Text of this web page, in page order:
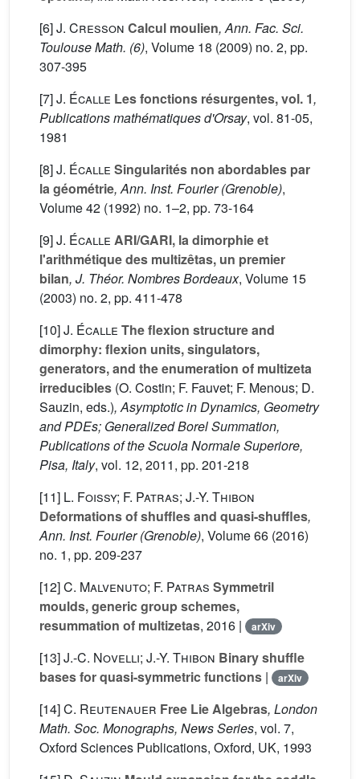
[6]J. Cresson Calcul moulien, Ann. Fac. Sci.
Toulouse Math. (6), Volume 18 (2009) no. 2, pp.
307-395
[7]J. Écalle Les fonctions résurgentes, vol. 1,
Publications mathématiques d'Orsay, vol. 81-05,
1981
[8]J. Écalle Singularités non abordables par
la géométrie, Ann. Inst. Fourier (Grenoble),
Volume 42 (1992) no. 1–2, pp. 73-164
[9]J. Écalle ARI/GARI, la dimorphie et
l'arithmétique des multizêtas, un premier
bilan, J. Théor. Nombres Bordeaux, Volume 15
(2003) no. 2, pp. 411-478
[10]J. Écalle The flexion structure and
dimorphy: flexion units, singulators,
generators, and the enumeration of multizeta
irreducibles (O. Costin; F. Fauvet; F. Menous; D.
Sauzin, eds.), Asymptotic in Dynamics, Geometry
and PDEs; Generalized Borel Summation,
Publications of the Scuola Normale Superiore,
Pisa, Italy, vol. 12, 2011, pp. 201-218
[11] L. Foissy; F. Patras; J.-Y. Thibon
Deformations of shuffles and quasi-shuffles,
Ann. Inst. Fourier (Grenoble), Volume 66 (2016)
no. 1, pp. 209-237
[12]C. Malvenuto; F. Patras Symmetril
moulds, generic group schemes,
resummation of multizetas, 2016 | arXiv
[13]J.-C. Novelli; J.-Y. Thibon Binary shuffle
bases for quasi-symmetric functions | arXiv
[14]C. Reutenauer Free Lie Algebras, London
Math. Soc. Monographs, News Series, vol. 7,
Oxford Sciences Publications, Oxford, UK, 1993